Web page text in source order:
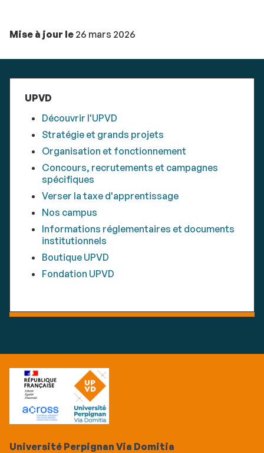
Mise à jour le 26 mars 2026
UPVD
Découvrir l'UPVD
Stratégie et grands projets
Organisation et fonctionnement
Concours, recrutements et campagnes
spécifiques
Verser la taxe d'apprentissage
Nos campus
Informations réglementaires et documents
institutionnels
Boutique UPVD
Fondation UPVD
Université Perpignan Via Domitia